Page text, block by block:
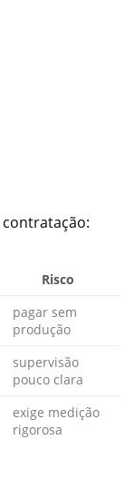
Risco
pagar sem
produção
supervisão
pouco clara
exige medição
rigorosa